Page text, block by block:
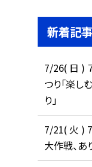
新着記事
7/26( 日 )
つり「楽し
り」
7/21( 火 )
大作戦、あ